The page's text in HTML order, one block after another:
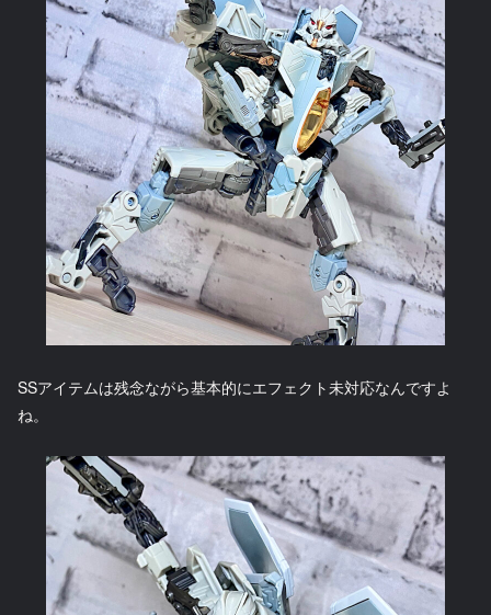
SSアイテムは残念ながら基本的にエフェクト未対応なんですよ
ね。